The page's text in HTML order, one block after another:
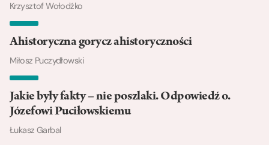
Krzysztof Wołodźko
Ahistoryczna gorycz ahistoryczności
Miłosz Puczydłowski
Jakie były fakty – nie poszlaki. Odpowiedź o.
Józefowi Puciłowskiemu
Łukasz Garbal